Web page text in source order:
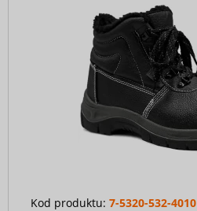
Kod produktu: 7-5320-532-4010